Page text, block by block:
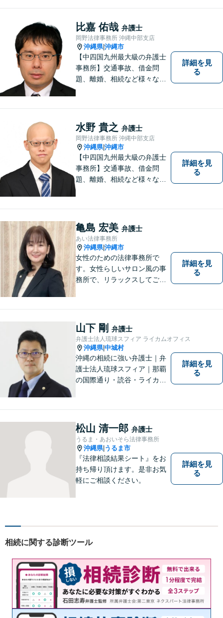
比嘉 佑哉 弁護士
岡野法律事務所 沖縄中部支店
沖縄県|沖縄市
【中四国九州最大級の弁護士
事務所】交通事故、借金問
題、離婚、相続など様々な問
まずはお気軽にご相談くださ
い！
詳細を見
る
水野 貴之 弁護士
岡野法律事務所 沖縄中部支店
沖縄県|沖縄市
【中四国九州最大級の弁護士
事務所】交通事故、借金問
題、離婚、相続など様々な問
まずはお気軽にご相談くださ
い！
詳細を見
る
亀島 宏美 弁護士
あい法律事務所
沖縄県|沖縄市
女性のための法律事務所で
す。女性らしいサロン風の事
務所で、リラックスしてご相
詳細を見
る
山下 剛 弁護士
弁護士法人琉球スフィア ライカムオフィス
沖縄県|中城村
沖縄の相続に強い弁護士｜弁
護士法人琉球スフィア｜那覇
の国際通り・読谷・ライカム
知識の習得を心がけるだけで
はなく、一社会人として相談
者の心に寄り添っていける弁
護士でありたいと思っていま
す。
詳細を見
る
松山 清一郎 弁護士
うるま・あおいそら法律事務所
沖縄県| うるま市
『法律相談結果シート』をお
持ち帰り頂けます。是非お気
軽にご相談ください。
詳細を見
る
相続に関する診断ツール